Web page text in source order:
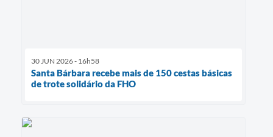
30 JUN 2026 - 16h58
Santa Bárbara recebe mais de 150 cestas básicas
de trote solidário da FHO